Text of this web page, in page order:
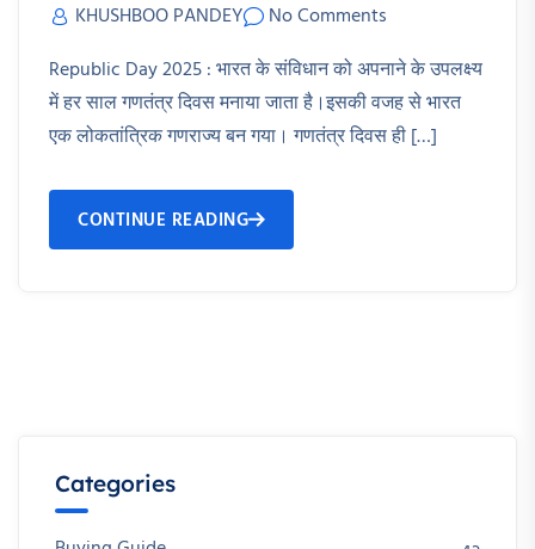
KHUSHBOO PANDEY
No Comments
Republic Day 2025 : भारत के संविधान को अपनाने के उपलक्ष्य
में हर साल गणतंत्र दिवस मनाया जाता है।इसकी वजह से भारत
एक लोकतांत्रिक गणराज्य बन गया। गणतंत्र दिवस ही […]
CONTINUE READING
Categories